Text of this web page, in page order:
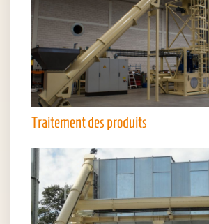
Traitement des produits